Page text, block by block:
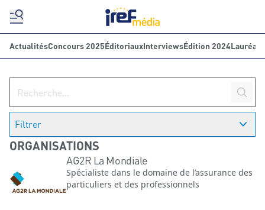
ActualitésConcours 2025ÉditoriauxInterviewsÉdition 2024
Filtrer
ORGANISATIONS
AG2R La Mondiale
Spécialiste dans le domaine de l’assurance des
particuliers et des professionnels